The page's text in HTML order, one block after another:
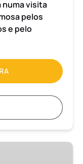
visita
pelos
e pelo